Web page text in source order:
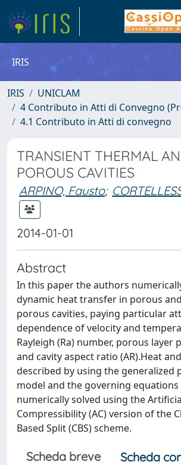
IRIS
IRIS
UNICLAM
4 Contributo in Atti di Convegno
4.1 Contributo in Atti di convegno
TRANSIENT THERMAL
POROUS CAVITIES
ARPINO, Fausto;
2014-01-01
Abstract
In this paper the authors
dynamic heat transfer in porous
porous cavities, paying particular
dependence of velocity and
Rayleigh (Ra) number, porous layer
and cavity aspect ratio (AR).Heat
described by using the generalized
model and the governing equations
numerically solved using the
Compressibility (AC) version of the
Based Split (CBS) scheme.
Scheda breve
Scheda